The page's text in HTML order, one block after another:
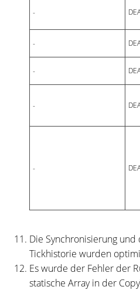
-
-
-
-
-
Die Synchronisierung
Tickhistorie wurden
Es wurde der Fehler der
statische Array in der